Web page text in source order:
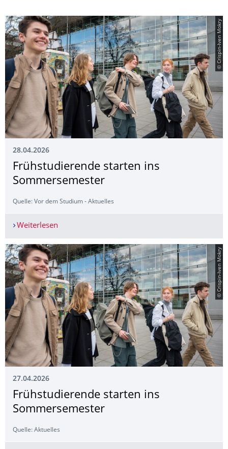
© Crispin-Iven Mokry
28.04.2026
Frühstudierende starten ins
Sommersemester
Quelle: Vor dem Studium - Aktuelles
Weiterlesen
© Crispin-Iven Mokry
27.04.2026
Frühstudierende starten ins
Sommersemester
Quelle: Aktuelles